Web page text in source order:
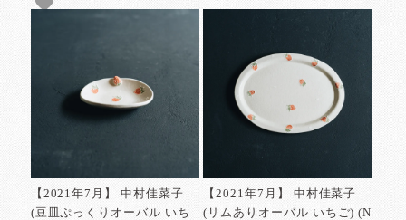
【2021年7月】 中村佳菜子
(豆皿ぷっくりオーバル いち
【2021年7月】 中村佳菜子
(リムありオーバル いちご) (N